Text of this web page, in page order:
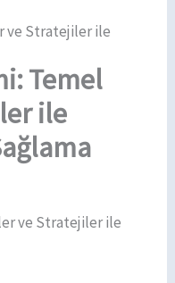
ve Stratejiler ile
Temel
ile
ve Stratejiler ile